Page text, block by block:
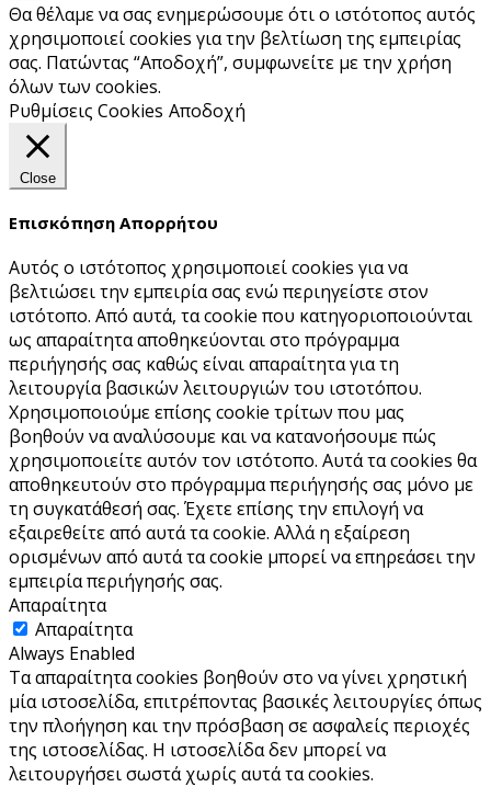
Θα θέλαμε να σας ενημερώσουμε ότι ο ιστότοπος αυτός
χρησιμοποιεί cookies για την βελτίωση της εμπειρίας
σας. Πατώντας “Αποδοχή”, συμφωνείτε με την χρήση
όλων των cookies.
Ρυθμίσεις Cookies Αποδοχή
Close
Επισκόπηση Απορρήτου
Αυτός ο ιστότοπος χρησιμοποιεί cookies για να
βελτιώσει την εμπειρία σας ενώ περιηγείστε στον
ιστότοπο. Από αυτά, τα cookie που κατηγοριοποιούνται
ως απαραίτητα αποθηκεύονται στο πρόγραμμα
περιήγησής σας καθώς είναι απαραίτητα για τη
λειτουργία βασικών λειτουργιών του ιστoτόπου.
Χρησιμοποιούμε επίσης cookie τρίτων που μας
βοηθούν να αναλύσουμε και να κατανοήσουμε πώς
χρησιμοποιείτε αυτόν τον ιστότοπο. Αυτά τα cookies θα
αποθηκευτούν στο πρόγραμμα περιήγησής σας μόνο με
τη συγκατάθεσή σας. Έχετε επίσης την επιλογή να
εξαιρεθείτε από αυτά τα cookie. Αλλά η εξαίρεση
ορισμένων από αυτά τα cookie μπορεί να επηρεάσει την
εμπειρία περιήγησής σας.
Απαραίτητα
Απαραίτητα
Always Enabled
Τα απαραίτητα cookies βοηθούν στο να γίνει χρηστική
μία ιστοσελίδα, επιτρέποντας βασικές λειτουργίες όπως
την πλοήγηση και την πρόσβαση σε ασφαλείς περιοχές
της ιστοσελίδας. Η ιστοσελίδα δεν μπορεί να
λειτουργήσει σωστά χωρίς αυτά τα cookies.